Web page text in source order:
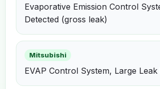
Evaporative Emission Control
Detected (gross leak)
Mitsubishi
EVAP Control System, Large Leak